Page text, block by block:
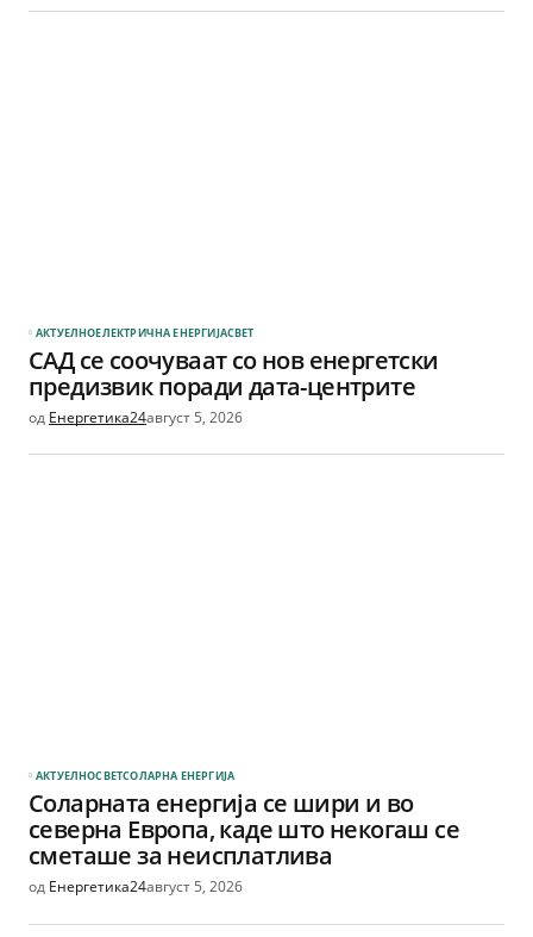
АКТУЕЛНОЕЛЕКТРИЧНА ЕНЕРГИЈАСВЕТ
САД се соочуваат со нов енергетски
предизвик поради дата-центрите
од Енергетика24август 5, 2026
АКТУЕЛНОСВЕТСОЛАРНА EНЕРГИЈА
Соларната енергија се шири и во
северна Европа, каде што некогаш се
сметаше за неисплатлива
од Енергетика24август 5, 2026